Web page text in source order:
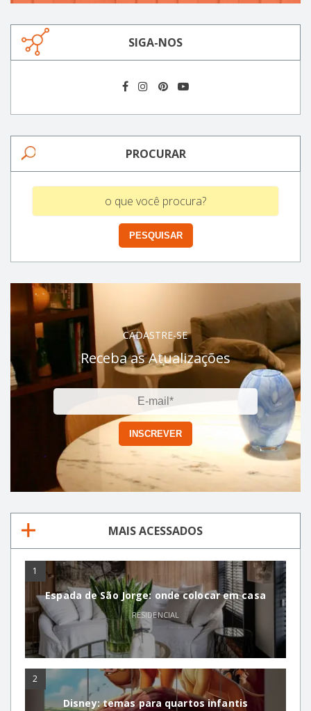
SIGA-NOS
PROCURAR
CADASTRE-SE
Receba as Atualizações
MAIS ACESSADOS
1
Espada de São Jorge: onde colocar em casa
RESIDENCIAL
2
Disney: temas para quartos infantis